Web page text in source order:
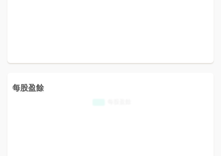
每股盈餘